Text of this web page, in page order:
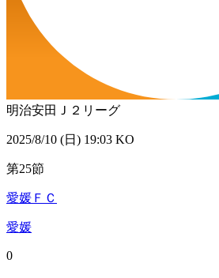
明治安田Ｊ２リーグ
2025/8/10 (日) 19:03 KO
第25節
愛媛ＦＣ
愛媛
0